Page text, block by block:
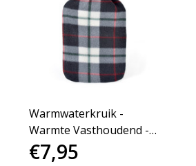
Warmwaterkruik -
Warmte Vasthoudend -
Lekvrij - 70°C Max - 1.7L
€7,95